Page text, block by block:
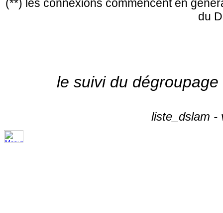
(**) les connexions commencent en
du
le suivi du
liste_dslam -